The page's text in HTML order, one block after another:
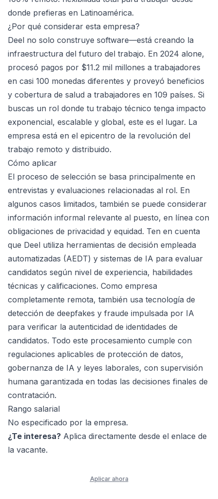
donde prefieras en Latinoamérica.
¿Por qué considerar esta empresa?
Deel no solo construye software—está creando la
infraestructura del futuro del trabajo. En 2024 alone,
procesó pagos por $11.2 mil millones a trabajadores
en casi 100 monedas diferentes y proveyó beneficios
y cobertura de salud a trabajadores en 109 países. Si
buscas un rol donde tu trabajo técnico tenga impacto
exponencial, escalable y global, este es el lugar. La
empresa está en el epicentro de la revolución del
trabajo remoto y distribuido.
Cómo aplicar
El proceso de selección se basa principalmente en
entrevistas y evaluaciones relacionadas al rol. En
algunos casos limitados, también se puede considerar
información informal relevante al puesto, en línea con
obligaciones de privacidad y equidad. Ten en cuenta
que Deel utiliza herramientas de decisión empleada
automatizadas (AEDT) y sistemas de IA para evaluar
candidatos según nivel de experiencia, habilidades
técnicas y calificaciones. Como empresa
completamente remota, también usa tecnología de
detección de deepfakes y fraude impulsada por IA
para verificar la autenticidad de identidades de
candidatos. Todo este procesamiento cumple con
regulaciones aplicables de protección de datos,
gobernanza de IA y leyes laborales, con supervisión
humana garantizada en todas las decisiones finales de
contratación.
Rango salarial
No especificado por la empresa.
¿Te interesa? Aplica directamente desde el enlace de
la vacante.
Aplicar ahora